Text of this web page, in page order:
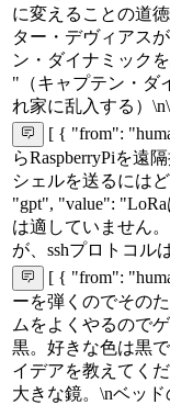
に変えることの道
ター・デヴィアス
ン・ダイナミック
"（キャプテン・ダ
れ家に乱入する）
[ { "from":
らRaspberryPiを遠
シェルを送るには
"gpt", "value":
は適していません
が、sshプロトコル
[ { "from":
ーを弾くのでその
ムをよくやるので
黒。好きな色は黒
イデアを教えてく
大きな鏡。\nベッ